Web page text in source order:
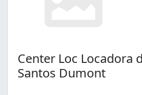
Center Loc Locadora
Santos Dumont